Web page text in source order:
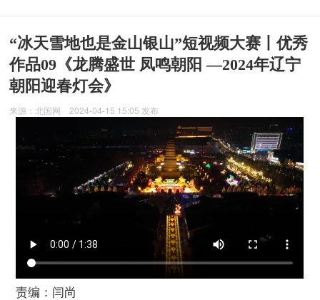
“冰天雪地也是金山银山”短视频大赛丨优秀
作品09《龙腾盛世 凤鸣朝阳 —2024年辽宁
朝阳迎春灯会》
来源： 北国网 2024-04-15 15:05 发布
责编：闫尚